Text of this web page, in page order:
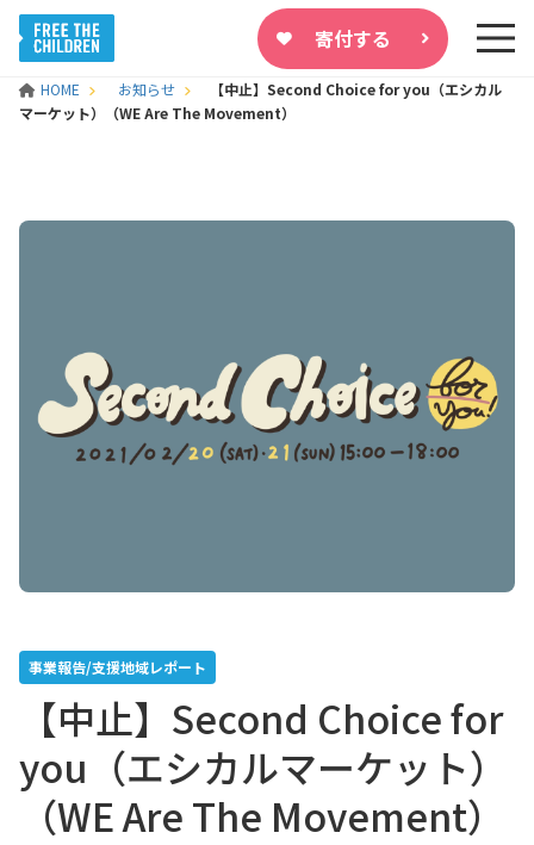
寄付する
HOME お知らせ
【中止】Second Choice for you（エシカル
マーケット）（WE Are The Movement）
事業報告/支援地域レポート
【中止】Second Choice for
you（エシカルマーケット）
（WE Are The Movement）